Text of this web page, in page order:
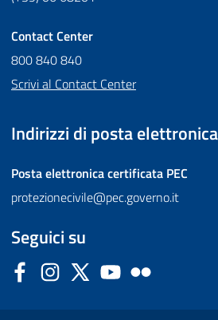
Contact Center
800 840 840
Scrivi al Contact Center
Indirizzi di posta elettronica
Posta elettronica certificata PEC
protezionecivile@pec.governo.it
Seguici su
FacebookInstagram
Twitter YouTube